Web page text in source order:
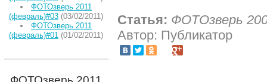
ФОТОзверь 2011
(февраль)#03 (03/02/2011)
ФОТОзверь 2011
(февраль)#01 (01/02/2011)
Статья: ФОТОзверь
Автор: Публикатор